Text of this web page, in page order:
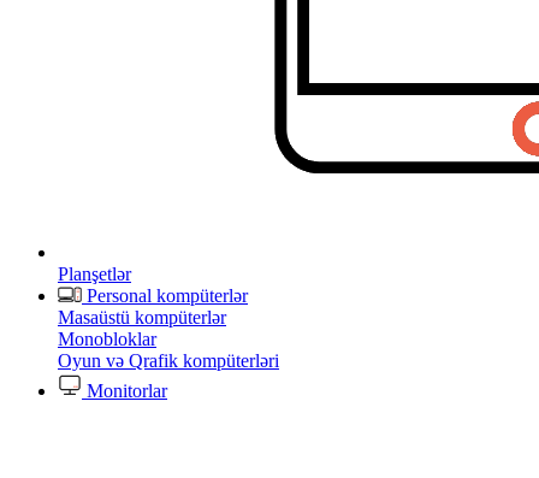
Planşetlər
Personal kompüterlər
Masaüstü kompüterlər
Monobloklar
Oyun və Qrafik kompüterləri
Monitorlar